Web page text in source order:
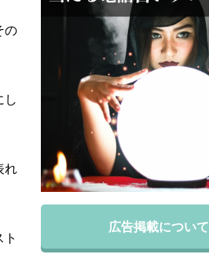
の
し
れ
広告掲載について